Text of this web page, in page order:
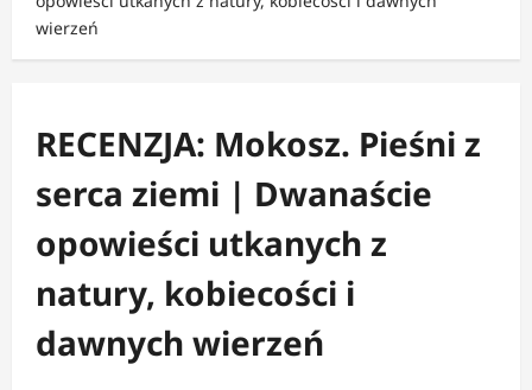
wierzeń
RECENZJA: Mokosz. Pieśni z
serca ziemi | Dwanaście
opowieści utkanych z
natury, kobiecości i
dawnych wierzeń